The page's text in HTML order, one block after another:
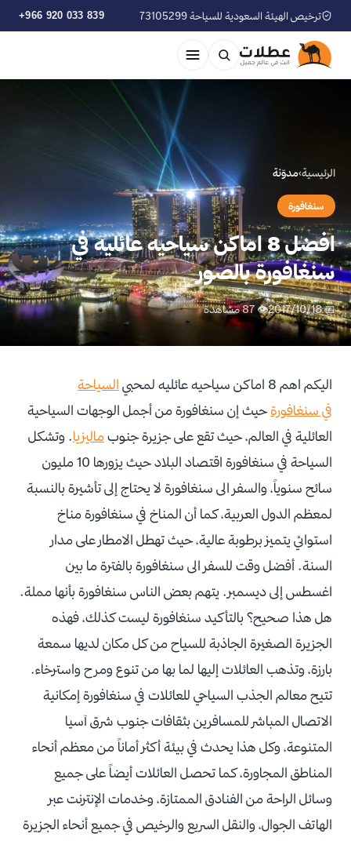
ترخيص الهيئة السعودية للسياحة 73105299 +966 920 033 839
الرئيسية›مدوّنة
سنغافورة
افضل 8 اماكن سياحيه عائليه في
سنغافورة بالصور
📅 2017/10/18 👁 87 مشاهدة
اليكم اهم 8 اماكن سياحيه عائليه لمحبي
السياحة
في سنغافورةحيث إن سنغافورة من أجمل الوجهات السياحية
العائلية في العالم، حيث تقع على جزيرة جنوبماليزيا. وتشكل
السياحة في سنغافورة اقتصاد البلاد حيث يزورها 10 مليون
سائح سنوياً، والسفر الى سنغافورة لا يحتاج إلى تأشيرة بالنسبة
لمعظم الدول العربية، كما أن المناخ في سنغافورة مناخ
استوائي يتميز برطوبة عالية، حيث تهطل الامطار على مدار
السنة. أفضل وقت للسفر الى سنغافورة بالفترة ما بين
اغسطس إلى ديسمبر. يتهم بعض الناس سنغافورة بأنها مملة.
هل هذا صحيح؟ بالتأكيد سنغافورة ليست كذلك، فهذه
الجزيرة الصغيرة الجاذبة للسياح من كل مكان لديها سمعة
بارزة، وتذهب العائلات إليها لما بها من تنوع ومرح واسترخاء.
تتيح معالم الجذب السياحي للعائلات في سنغافورة إمكانية
الاتصال المباشر للمسافرين بثقافات جنوب شرق آسيا
المتنوعة، وكل هذا يحدث في بيئة أكثر أماناً من معظم أنحاء
المناطق المجاورة، كما تحصل العائلات أيضاً على جميع
وسائل الراحة من الفنادق الممتازة، وخدمات الإنترنت عبر
الهاتف الجوال، والنقل السريع والرخيص في جميع أنحاء الجزيرة